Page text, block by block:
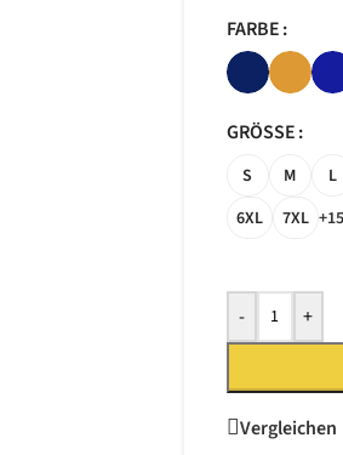
FARBE
GRÖSSE
S M L
6XL
7XL +15
- +
Vergleichen